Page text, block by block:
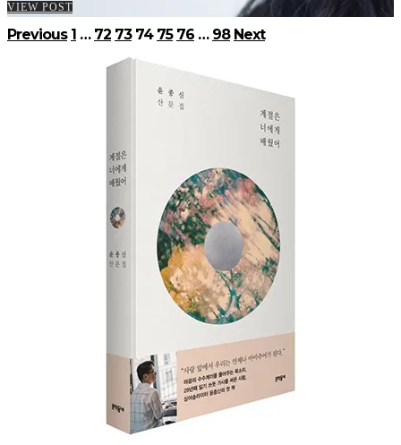
VIEW POST
글
Previous 1 … 72 73 74 75 76 … 98 Next